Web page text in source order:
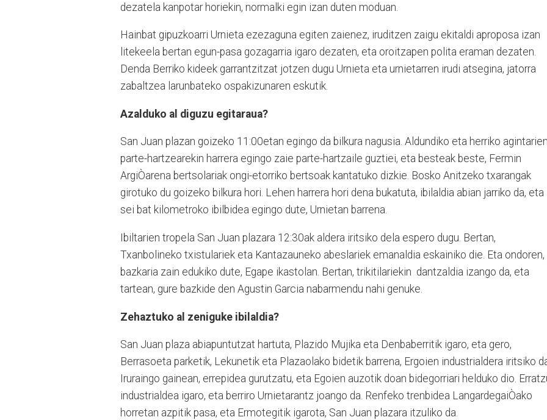
dezatela kanpotar horiekin, normalki egin izan duten moduan.
Hainbat gipuzkoarri Urnieta ezezaguna egiten zaienez, iruditzen zaigu ekitaldi aproposa izan
litekeela bertan egun-pasa gozagarria igaro dezaten, eta oroitzapen polita eraman dezaten.
Denda Berriko kideek garrantzitzat jotzen dugu Urnieta eta urnietarren irudi atsegina, jatorra
zabaltzea larunbateko ospakizunaren eskutik.
Azalduko al diguzu egitaraua?
San Juan plazan goizeko 11:00etan egingo da bilkura nagusia. Aldundiko eta herriko
parte-hartzearekin harrera egingo zaie parte-hartzaile guztiei, eta besteak beste, Fermin
ArgiÒarena bertsolariak ongi-etorriko bertsoak kantatuko dizkie. Bosko Anitzeko txarangak
girotuko du goizeko bilkura hori. Lehen harrera hori dena bukatuta, ibilaldia abian jarriko da, eta
sei bat kilometroko ibilbidea egingo dute, Urnietan barrena.
Ibiltarien tropela San Juan plazara 12:30ak aldera iritsiko dela espero dugu. Bertan,
Txanbolineko txistulariek eta Kantazauneko abeslariek emanaldia eskainiko die. Eta ondoren,
bazkaria zain edukiko dute, Egape ikastolan. Bertan, trikitilariekin dantzaldia izango da, eta
tartean, gure bazkide den Agustin Garcia nabarmendu nahi genuke.
Zehaztuko al zeniguke ibilaldia?
San Juan plaza abiapuntutzat hartuta, Plazido Mujika eta Denbaberritik igaro, eta gero,
Berrasoeta parketik, Lekunetik eta Plazaolako bidetik barrena, Ergoien industrialdera iritsiko
Iruraingo gainean, errepidea gurutzatu, eta Egoien auzotik doan bidegorriari helduko dio.
industrialdea igaro, eta berriro Urnietarantz joango da. Renfeko trenbidea LangardegaiÒako
horretan azpitik pasa, eta Ermotegitik igarota, San Juan plazara itzuliko da.